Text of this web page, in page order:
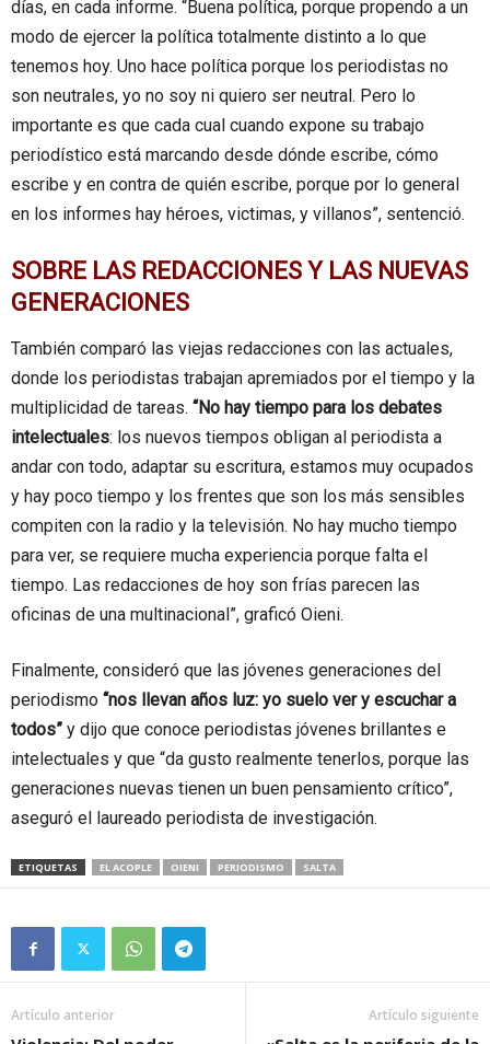
días, en cada informe. “Buena política, porque propendo a un
modo de ejercer la política totalmente distinto a lo que
tenemos hoy. Uno hace política porque los periodistas no
son neutrales, yo no soy ni quiero ser neutral. Pero lo
importante es que cada cual cuando expone su trabajo
periodístico está marcando desde dónde escribe, cómo
escribe y en contra de quién escribe, porque por lo general
en los informes hay héroes, victimas, y villanos”, sentenció.
SOBRE LAS REDACCIONES Y LAS NUEVAS
GENERACIONES
También comparó las viejas redacciones con las actuales,
donde los periodistas trabajan apremiados por el tiempo y la
multiplicidad de tareas. “No hay tiempo para los debates
intelectuales: los nuevos tiempos obligan al periodista a
andar con todo, adaptar su escritura, estamos muy ocupados
y hay poco tiempo y los frentes que son los más sensibles
compiten con la radio y la televisión. No hay mucho tiempo
para ver, se requiere mucha experiencia porque falta el
tiempo. Las redacciones de hoy son frías parecen las
oficinas de una multinacional”, graficó Oieni.
Finalmente, consideró que las jóvenes generaciones del
periodismo “nos llevan años luz: yo suelo ver y escuchar a
todos” y dijo que conoce periodistas jóvenes brillantes e
intelectuales y que “da gusto realmente tenerlos, porque las
generaciones nuevas tienen un buen pensamiento crítico”,
aseguró el laureado periodista de investigación.
ETIQUETAS EL ACOPLE OIENI PERIODISMO SALTA
Artículo anterior Artículo siguiente